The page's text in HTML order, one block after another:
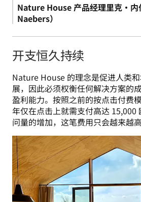
Nature House 产品经理里克·内
Naebers）
开支恒久持续
Nature House 的理念是促进人类
展，因此必须权衡任何解决方案的
盈利能力。按照之前的按点击付费
年仅在点击上就需支付高达
问量的增加，这笔费用只会越来越高